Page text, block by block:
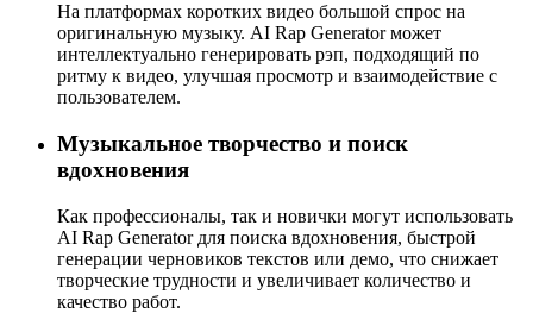
На платформах коротких видео большой спрос на
оригинальную музыку. AI Rap Generator может
интеллектуально генерировать рэп, подходящий по
ритму к видео, улучшая просмотр и взаимодействие с
пользователем.
Музыкальное творчество и поиск
вдохновения
Как профессионалы, так и новички могут использовать
AI Rap Generator для поиска вдохновения, быстрой
генерации черновиков текстов или демо, что снижает
творческие трудности и увеличивает количество и
качество работ.